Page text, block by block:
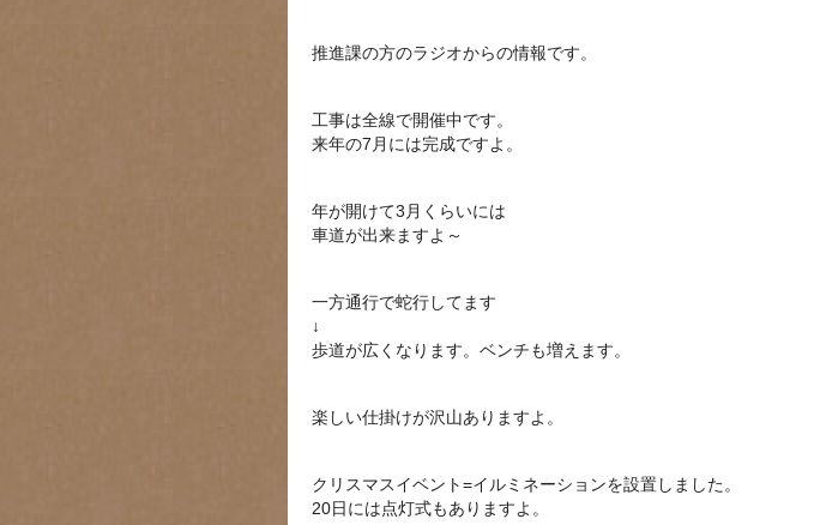
推進課の方のラジオからの情報です。
工事は全線で開催中です。
来年の7月には完成ですよ。
年が開けて3月くらいには
車道が出来ますよ～
一方通行で蛇行してます
↓
歩道が広くなります。ベンチも増えます。
楽しい仕掛けが沢山ありますよ。
クリスマスイベント=イルミネーションを設置しました。
20日には点灯式もありますよ。